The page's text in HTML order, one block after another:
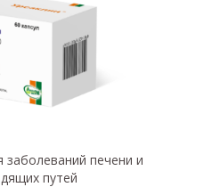
заболеваний печени и
путей